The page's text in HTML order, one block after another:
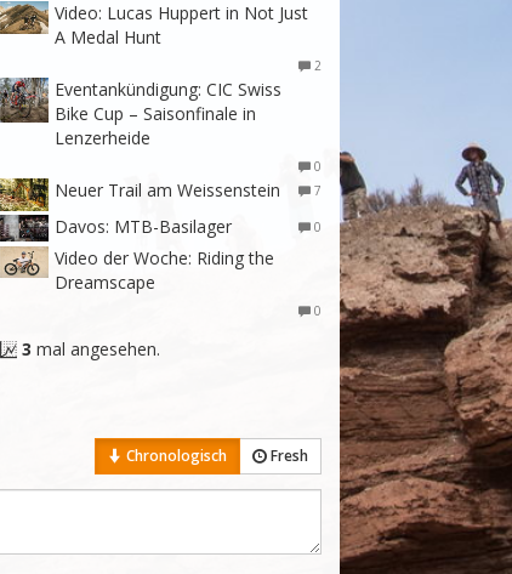
Video: Lucas Huppert in Not Just
A Medal Hunt
2
Eventankündigung: CIC Swiss
Bike Cup – Saisonfinale in
Lenzerheide
0
Neuer Trail am Weissenstein 7
Davos: MTB-Basilager 0
Video der Woche: Riding the
Dreamscape
0
3 mal angesehen.
Chronologisch Fresh